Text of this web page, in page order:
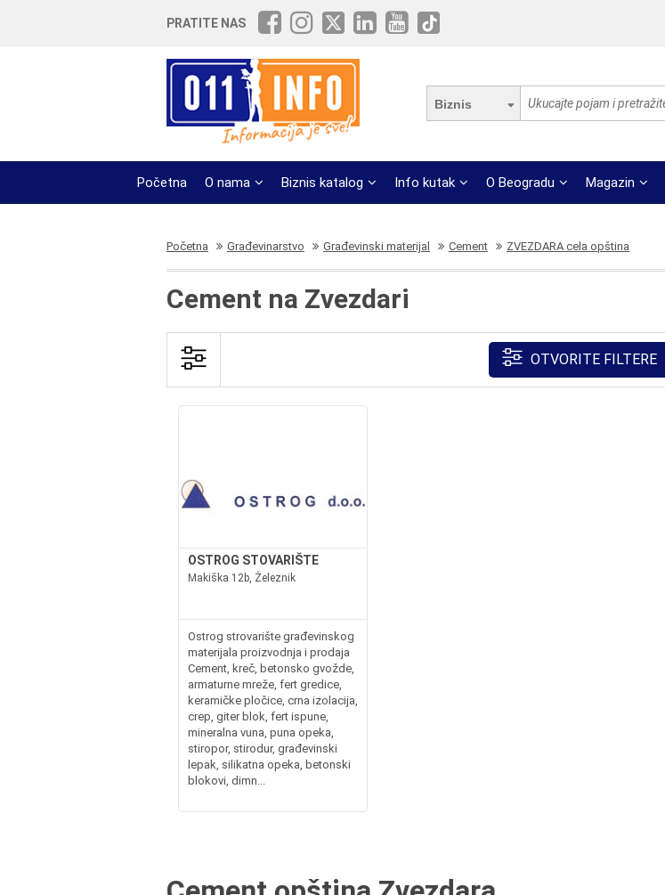
PRATITE NAS
Biznis
Početna O nama Biznis katalog Info kutak O Beogradu Magazin
Početna Građevinarstvo Građevinski materijal Cement ZVEZDARA cela opština
Cement na Zvezdari
OTVORITE FILTERE
OSTROG STOVARIŠTE
Makiška 12b, Železnik
Ostrog strovarište građevinskog
materijala proizvodnja i prodaja
Cement, kreč, betonsko gvožde,
armaturne mreže, fert gredice,
keramičke pločice, crna izolacija,
crep, giter blok, fert ispune,
mineralna vuna, puna opeka,
stiropor, stirodur, građevinski
lepak, silikatna opeka, betonski
blokovi, dimn...